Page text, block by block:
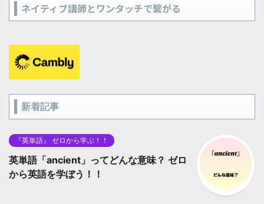
ネイティブ講師とワンタッチで繋がる
新着記事
『英単語』 ゼロから学ぶ！！
英単語「ancient」ってどんな意味？ ゼロ
から英語を学ぼう！！